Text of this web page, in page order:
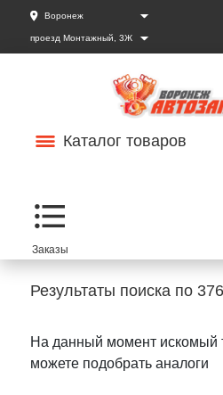
Воронеж
проезд Монтажный, 3Ж
Каталог товаров
Результаты поиска по
На данный момент искомый
можете подобрать аналоги